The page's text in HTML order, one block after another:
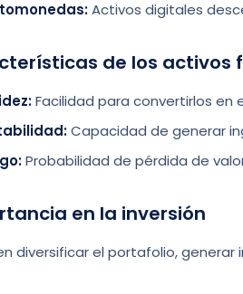
Activos digitales
de los activos
Facilidad para convertirlos en
Capacidad de generar
Probabilidad de pérdida de
en la inversión
diversificar el portafolio,